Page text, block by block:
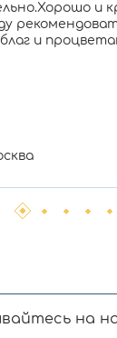
и
и
на